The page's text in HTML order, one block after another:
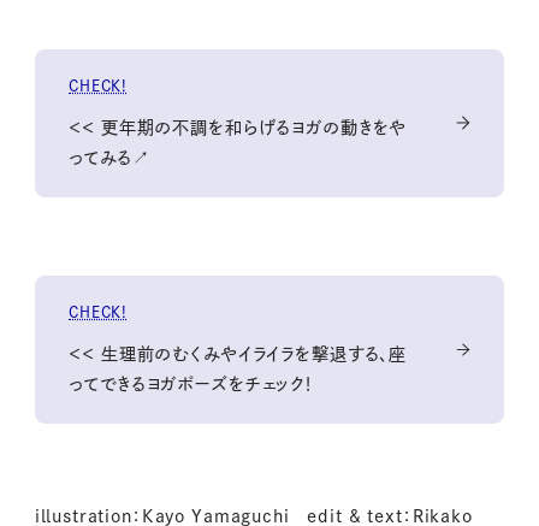
CHECK!
＜＜ 更年期の不調を和らげるヨガの動きをや
ってみる↗
CHECK!
＜＜ 生理前のむくみやイライラを撃退する、座
ってできるヨガポーズをチェック！
illustration：Kayo Yamaguchi edit & text：Rikako